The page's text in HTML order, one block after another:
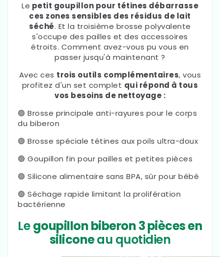
Le petit goupillon pour tétines débarrasse
ces zones sensibles des résidus de lait
séché. Et la troisième brosse polyvalente
s'occupe des pailles et des accessoires
étroits. Comment avez-vous pu vous en
passer jusqu'à maintenant ?
Avec ces trois outils complémentaires, vous
profitez d'un set complet qui répond à tous
vos besoins de nettoyage :
🟢 Brosse principale anti-rayures pour le corps
du biberon
🟢 Brosse spéciale tétines aux poils ultra-doux
🟢 Goupillon fin pour pailles et petites pièces
🟢 Silicone alimentaire sans BPA, sûr pour bébé
🟢 Séchage rapide limitant la prolifération
bactérienne
Legoupillon biberon 3 pièces en
siliconeau quotidien